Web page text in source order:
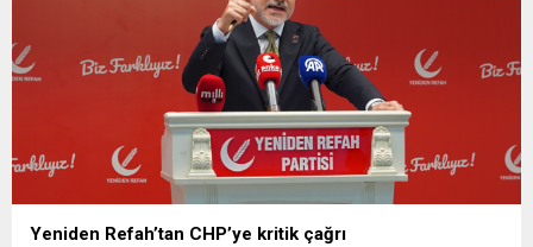
Yeniden Refah’tan CHP’ye kritik çağrı